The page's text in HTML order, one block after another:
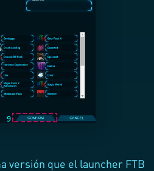
versión que el launcher FTB